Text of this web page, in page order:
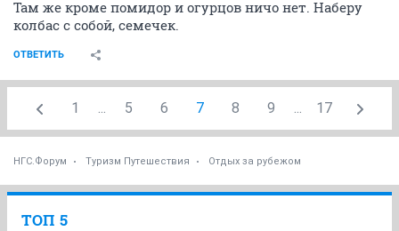
Там же кроме помидор и огурцов ничо нет. Наберу
колбас с собой, семечек.
ОТВЕТИТЬ
1 ... 5 6 7 8 9 ... 17
НГС.Форум Туризм Путешествия Отдых за рубежом
ТОП 5